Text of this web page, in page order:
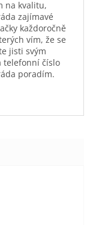
na kvalitu,
zajímavé
každoročně
vím, že se
jisti svým
telefonní číslo
poradím.